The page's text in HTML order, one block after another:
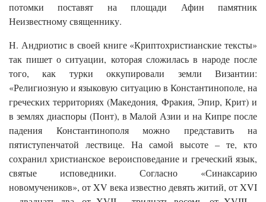
потомки поставят на площади Афин памятник
Неизвестному священнику.
Н. Андриотис в своей книге «Криптохристианские тексты»
так пишет о ситуации, которая сложилась в народе после
того, как турки оккупировали земли Византии:
«Религиозную и языковую ситуацию в Константинополе, на
греческих территориях (Македония, Фракия, Эпир, Крит) и
в землях диаспоры (Понт), в Малой Азии и на Кипре после
падения Константинополя можно представить на
пятиступенчатой лествице. На самой высоте – те, кто
сохранил христианское вероисповедание и греческий язык,
святые исповедники. Согласно «Синаксарию
новомучеников», от XV века известно девять житий, от XVI